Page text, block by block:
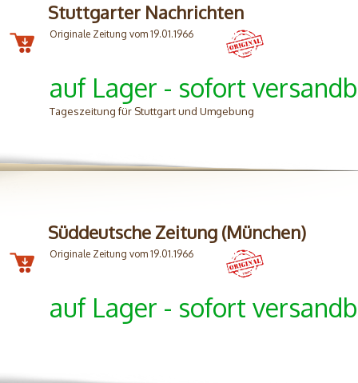
Stuttgarter Nachrichten
Originale Zeitung vom 19.01.1966
auf Lager - sofort
Tageszeitung für Stuttgart und Umgebung
Süddeutsche Zeitung (München)
Originale Zeitung vom 19.01.1966
auf Lager - sofort